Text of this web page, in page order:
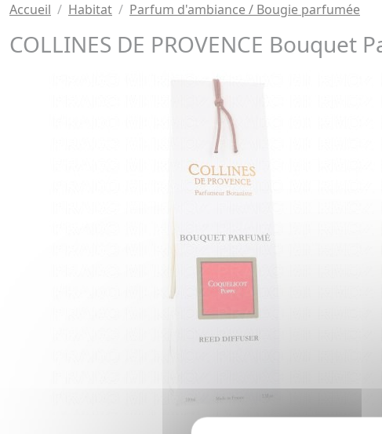
Accueil Habitat Parfum d'ambiance / Bougie parfumée
COLLINES DE PROVENCE